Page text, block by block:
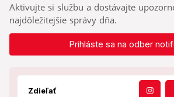
Aktivujte si službu a dostávajte
najdôležitejšie správy dňa.
Prihláste sa na odber
Zdieľať